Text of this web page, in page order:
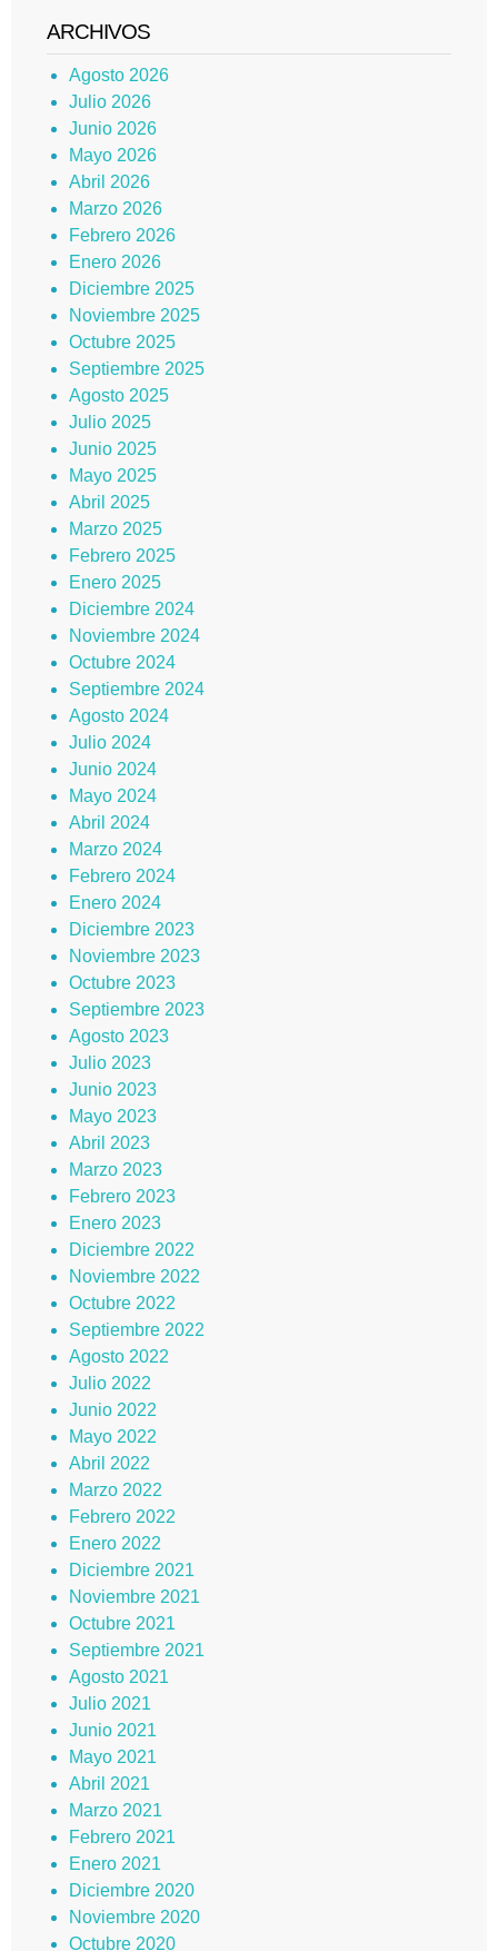
ARCHIVOS
Agosto 2026
Julio 2026
Junio 2026
Mayo 2026
Abril 2026
Marzo 2026
Febrero 2026
Enero 2026
Diciembre 2025
Noviembre 2025
Octubre 2025
Septiembre 2025
Agosto 2025
Julio 2025
Junio 2025
Mayo 2025
Abril 2025
Marzo 2025
Febrero 2025
Enero 2025
Diciembre 2024
Noviembre 2024
Octubre 2024
Septiembre 2024
Agosto 2024
Julio 2024
Junio 2024
Mayo 2024
Abril 2024
Marzo 2024
Febrero 2024
Enero 2024
Diciembre 2023
Noviembre 2023
Octubre 2023
Septiembre 2023
Agosto 2023
Julio 2023
Junio 2023
Mayo 2023
Abril 2023
Marzo 2023
Febrero 2023
Enero 2023
Diciembre 2022
Noviembre 2022
Octubre 2022
Septiembre 2022
Agosto 2022
Julio 2022
Junio 2022
Mayo 2022
Abril 2022
Marzo 2022
Febrero 2022
Enero 2022
Diciembre 2021
Noviembre 2021
Octubre 2021
Septiembre 2021
Agosto 2021
Julio 2021
Junio 2021
Mayo 2021
Abril 2021
Marzo 2021
Febrero 2021
Enero 2021
Diciembre 2020
Noviembre 2020
Octubre 2020